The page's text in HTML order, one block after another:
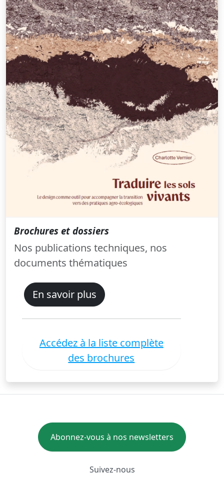
Brochures et dossiers
Nos publications techniques, nos
documents thématiques
En savoir plus
Accédez à la liste complète
des brochures
Abonnez-vous à nos newsletters
Suivez-nous